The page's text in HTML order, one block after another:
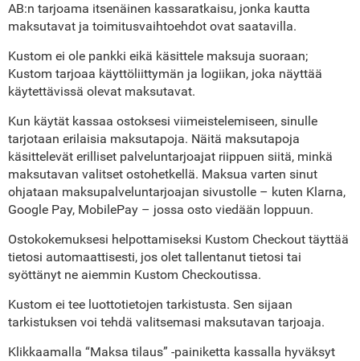
AB:n tarjoama itsenäinen kassaratkaisu, jonka kautta
maksutavat ja toimitusvaihtoehdot ovat saatavilla.
Kustom ei ole pankki eikä käsittele maksuja suoraan;
Kustom tarjoaa käyttöliittymän ja logiikan, joka näyttää
käytettävissä olevat maksutavat.
Kun käytät kassaa ostoksesi viimeistelemiseen, sinulle
tarjotaan erilaisia maksutapoja. Näitä maksutapoja
käsittelevät erilliset palveluntarjoajat riippuen siitä, minkä
maksutavan valitset ostohetkellä. Maksua varten sinut
ohjataan maksupalveluntarjoajan sivustolle – kuten Klarna,
Google Pay, MobilePay – jossa osto viedään loppuun.
Ostokokemuksesi helpottamiseksi Kustom Checkout täyttää
tietosi automaattisesti, jos olet tallentanut tietosi tai
syöttänyt ne aiemmin Kustom Checkoutissa.
Kustom ei tee luottotietojen tarkistusta. Sen sijaan
tarkistuksen voi tehdä valitsemasi maksutavan tarjoaja.
Klikkaamalla “Maksa tilaus” -painiketta kassalla hyväksyt